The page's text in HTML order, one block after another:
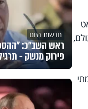
חדשות היום
ראש השב"כ:
פירוק מנשק -